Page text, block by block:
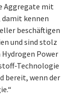
Aggregate mit
kennen
beschäftigen
und sind stolz
Power
Technologie
bereit, wenn der